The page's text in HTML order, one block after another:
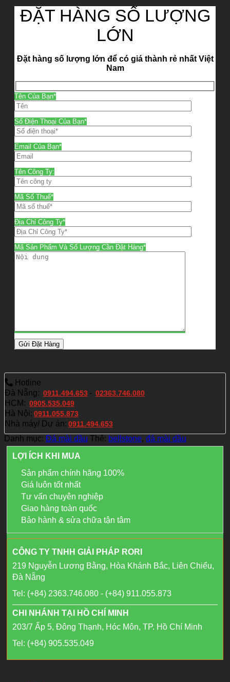
ĐẶT HÀNG SỐ LƯỢNG
LỚN
Đặt hàng số lượng lớn để có giá thành rẻ nhất Việt
Nam
Tên Của Bạn*
Số Điện Thoại Của Bạn*
Email Của Bạn*
Tên Công Ty:
Mã Số Thuế*
Địa Chỉ Công Ty*
Mã Sản Phẩm Và Số Lượng Cần Đặt Hàng*
Hotline
Đà Nẵng: 0911.494.653 - 02363.746.080
HCM: 0905.535.049
Hà Nội: 0911.055.873
Nhà máy/ Dự án: 0911.494.653
Danh mục: Đá mài dầu Thẻ: bellstone, đá mài dầu
LỢI ÍCH KHI MUA
Sản phẩm chính hãng 100%
Giá luôn tốt nhất
Tư vấn chuyên nghiệp
Giao hàng toàn quốc
Bảo hành & sửa chữa tận tâm
CÔNG TY TNHH GIẢI PHÁP RORI
219 Nguyễn Lương Bằng, Hòa Khánh Bắc, Liên Chiểu,
Đà Nẵng
Tel: (+84) 2363.746.080 - (+84) 911.055.873
CHI NHÁNH TẠI HỒ CHÍ MINH
203/7 Ấp 5, Đông Thạnh, Hóc Môn, TP. Hồ Chí Minh
Tel: (+84) 905.535.049